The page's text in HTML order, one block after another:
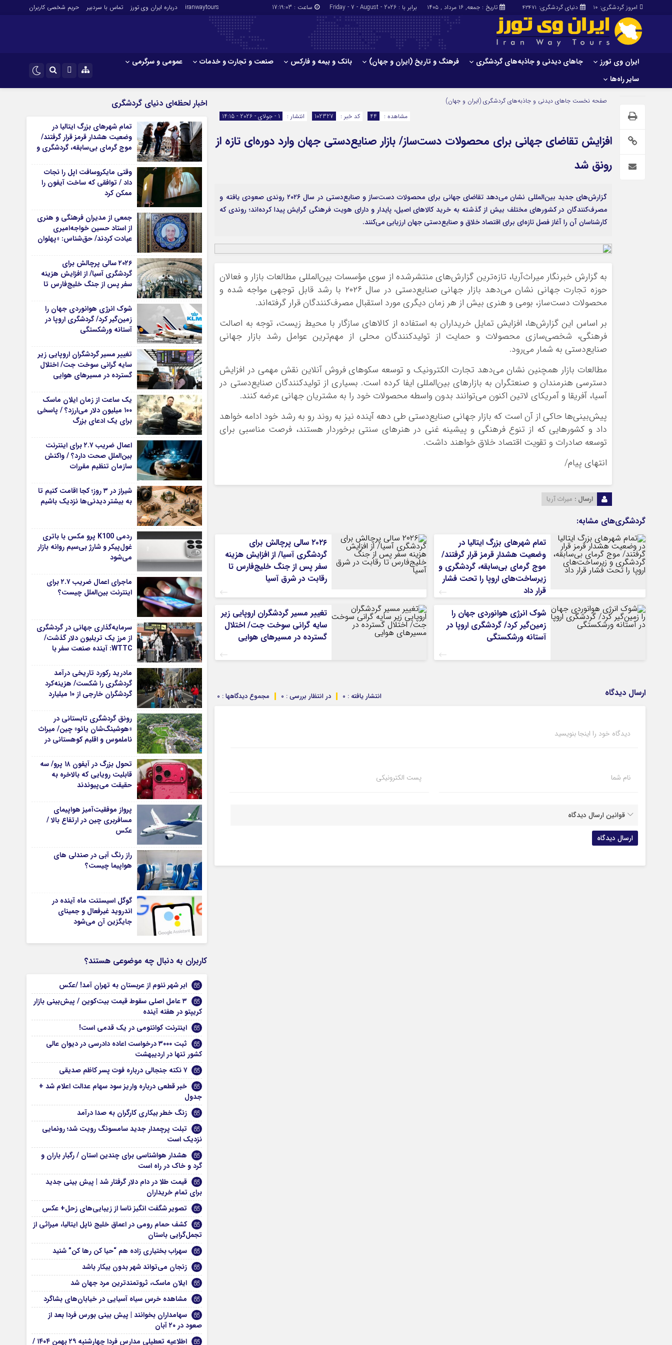
دنیای گردشگری: 43471 امروز گردشگری: 10 تاریخ : جمعه, ۱۶ مرداد , ۱۴۰۵ برابر با : Friday - 7 - August - 2026 ساعت : 17:19:04
iranwaytours درباره ایران وی تورز تماس با سردبیر حریم شخصی کاربران
ایران وی تورز جاهای دیدنی و جاذبه‌های گردشگری فرهنگ و تاریخ (ایران و جهان) بانک و بیمه و فارکس صنعت و تجارت و خدمات
عمومی و سرگرمی
سایر راه‌ها
اینستاگرام
ایران وی تورز
شرایط بازنشر محتوا در ایران وی تورز
ایران سفر تور
جاهای دیدنی و جاذبه‌های
گردشگری
غذا و رستوران
گزارش‌های خبری میراث فرهنگی
بانک و بیمه و فارکس
ارزدیجیتال
صنعت و تجارت و خدمات
اقتصاد گردشگری
خودرو
کارآفرینی و بازاریابی
پزشکی، سلامت و زیبایی
حقوق و قضایی
تور و سفر ایرانی
کارا دیلی
اخبار بانکی و اقتصادی
بلیط اتوبوس
صفحه نخست جاهای دیدنی و جاذبه‌های گردشگری (ایران و جهان)
انتشار :
1 - جولای - 2026 - 14:15 کد خبر : 102327 مشاهده : 44
افزایش تقاضای جهانی برای محصولات دست‌ساز/ بازار صنایع‌دستی جهان وارد دوره‌ای تازه از
رونق شد
گزارش‌های جدید بین‌المللی نشان می‌دهد تقاضای جهانی برای محصولات دست‌ساز و صنایع‌دستی در سال ۲۰۲۶ روندی صعودی یافته و
مصرف‌کنندگان در کشورهای مختلف بیش از گذشته به خرید کالاهای اصیل، پایدار و دارای هویت فرهنگی گرایش پیدا کرده‌اند؛ روندی که
کارشناسان آن را آغاز فصل تازه‌ای برای اقتصاد خلاق و صنایع‌دستی جهان ارزیابی می‌کنند.
به گزارش خبرنگار میراث‌آریا، تازه‌ترین گزارش‌های منتشرشده از سوی مؤسسات بین‌المللی مطالعات بازار و فعالان
حوزه تجارت جهانی نشان می‌دهد بازار جهانی صنایع‌دستی در سال ۲۰۲۶ با رشد قابل توجهی مواجه شده و
محصولات دست‌ساز، بومی و هنری بیش از هر زمان دیگری مورد استقبال مصرف‌کنندگان قرار گرفته‌اند.
بر اساس این گزارش‌ها، افزایش تمایل خریداران به استفاده از کالاهای سازگار با محیط زیست، توجه به اصالت
فرهنگی، شخصی‌سازی محصولات و حمایت از تولیدکنندگان محلی از مهم‌ترین عوامل رشد بازار جهانی
صنایع‌دستی به شمار می‌رود.
مطالعات بازار همچنین نشان می‌دهد تجارت الکترونیک و توسعه سکوهای فروش آنلاین نقش مهمی در افزایش
دسترسی هنرمندان و صنعتگران به بازارهای بین‌المللی ایفا کرده است. بسیاری از تولیدکنندگان صنایع‌دستی در
آسیا، آفریقا و آمریکای لاتین اکنون می‌توانند بدون واسطه محصولات خود را به مشتریان جهانی عرضه کنند.
پیش‌بینی‌ها حاکی از آن است که بازار جهانی صنایع‌دستی طی دهه آینده نیز به روند رو به رشد خود ادامه خواهد
داد و کشورهایی که از تنوع فرهنگی و پیشینه غنی در هنرهای سنتی برخوردار هستند، فرصت مناسبی برای
توسعه صادرات و تقویت اقتصاد خلاق خواهند داشت.
انتهای پیام/
ارسال : میراث آریا
گردشگری‌های مشابه:
تمام شهرهای بزرگ ایتالیا در
وضعیت هشدار قرمز قرار گرفتند/
موج گرمای بی‌سابقه، گردشگری و
زیرساخت‌های اروپا را تحت فشار
قرار داد
۲۰۲۶ سالی پرچالش برای
گردشگری آسیا/ از افزایش هزینه
سفر پس از جنگ خلیج‌فارس تا
رقابت در شرق آسیا
شوک انرژی هوانوردی جهان را
زمین‌گیر کرد/ گردشگری اروپا در
آستانه ورشکستگی
تغییر مسیر گردشگران اروپایی زیر
سایه گرانی سوخت جت/ اختلال
گسترده در مسیرهای هوایی
ارسال دیدگاه مجموع دیدگاهها : 0 در انتظار بررسی : 0 انتشار یافته : 0
دیدگاه خود را اینجا بنویسید
نام شما پست الکترونیکی
قوانین ارسال دیدگاه
اخبار لحظه‌ای دنیای گردشگری
تمام شهرهای بزرگ ایتالیا در
وضعیت هشدار قرمز قرار گرفتند/
موج گرمای بی‌سابقه، گردشگری و
قرار داد
وقتی مایکروسافت اپل را نجات
داد / توافقی که ساخت آیفون را
ممکن کرد
جمعی از مدیران فرهنگی و هنری
از استاد حسین خواجه‌امیری
عیادت کردند/ حق‌شناس: «پهلوان
برای استاد ایرج است
۲۰۲۶ سالی پرچالش برای
گردشگری آسیا/ از افزایش هزینه
سفر پس از جنگ خلیج‌فارس تا
شوک انرژی هوانوردی جهان را
زمین‌گیر کرد/ گردشگری اروپا در
آستانه ورشکستگی
تغییر مسیر گردشگران اروپایی زیر
سایه گرانی سوخت جت/ اختلال
گسترده در مسیرهای هوایی
یک ساعت از زمان ایلان ماسک
۱۰۰ میلیون دلار می‌ارزد؟ / پاسخی
برای یک ادعای بزرگ
اعمال ضریب ۲.۷ برای اینترنت
بین‌الملل صحت دارد؟ / واکنش
سازمان تنظیم مقررات
شیراز در ۳ روز؛ کجا اقامت کنیم تا
به بیشتر دیدنی‌ها نزدیک باشیم
ردمی K100 پرو مکس با باتری
غول‌پیکر و شارژ بی‌سیم روانه بازار
می‌شود
ماجرای اعمال ضریب ۲.۷ برای
اینترنت بین‌الملل چیست؟
سرمایه‌گذاری جهانی در گردشگری
از مرز یک تریلیون دلار گذشت/
WTTC: آینده صنعت سفر با
تضمین می‌شود
مادرید رکورد تاریخی درآمد
گردشگری را شکست/ هزینه‌کرد
گردشگران خارجی از ۱۰ میلیارد
رونق گردشگری تابستانی در
«هوشینگ‌شان یائو» چین/ میراث
ناملموس و اقلیم کوهستانی در
تحول بزرگ در آیفون ۱۸ پرو/ سه
قابلیت رویایی که بالاخره به
حقیقت می‌پیوندند
پرواز موفقیت‌آمیز هواپیمای
مسافربری چین در ارتفاع بالا /
عکس
راز رنگ آبی در صندلی های
هواپیما چیست؟
گوگل اسیستنت ماه آینده در
اندروید غیرفعال و جمینای
جایگزین آن می‌شود
کاربران به دنبال چه موضوعی هستند؟
ابر شهر نئوم از عربستان به تهران آمد! /عکس
۳ عامل اصلی سقوط قیمت بیت‌کوین / پیش‌بینی بازار
کریپتو در هفته آینده
اینترنت کوانتومی در یک قدمی است!
ثبت ۳۰۰۰ درخواست اعاده دادرسی در دیوان عالی
کشور تنها در اردیبهشت
۷ نکته جنجالی درباره فوت پسر کاظم صدیقی
خبر قطعی درباره واریز سود سهام عدالت اعلام شد +
جدول
زنگ خطر بیکاری کارگران به صدا درآمد
تبلت پرچمدار جدید سامسونگ رویت شد؛ رونمایی
نزدیک است
هشدار هواشناسی برای چندین استان / رگبار باران و
گرد و خاک در راه است
قیمت طلا در دام دلار گرفتار شد | پیش بینی جدید
برای تمام خریداران
تصویر شگفت انگیز ناسا از زیبایی‌های زحل+ عکس
کشف حمام رومی در اعماق خلیج ناپل ایتالیا، میراثی از
تجمل‌گرایی باستان
سهراب بختیاری زاده هم “حیا کن رها کن” شنید
زنجان می‌تواند شهر بدون بیکار باشد
ایلان ماسک، ثروتمندترین مرد جهان شد
مشاهده خرس سیاه آسیایی در خیابان‌های بشاگرد
سهامداران بخوانند | پیش بینی بورس فردا بعد از
صعود در ۲۰ آبان
اطلاعیه تعطیلی مدارس فردا چهارشنبه ۲۹ بهمن ۱۴۰۴ /